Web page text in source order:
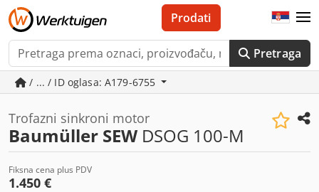
Pretraga
Prodati
/ ... / ID oglasa: A179-6755
Trofazni sinkroni motor
Baumüller SEW DSOG 100-M
Fiksna cena plus PDV
1.450 €